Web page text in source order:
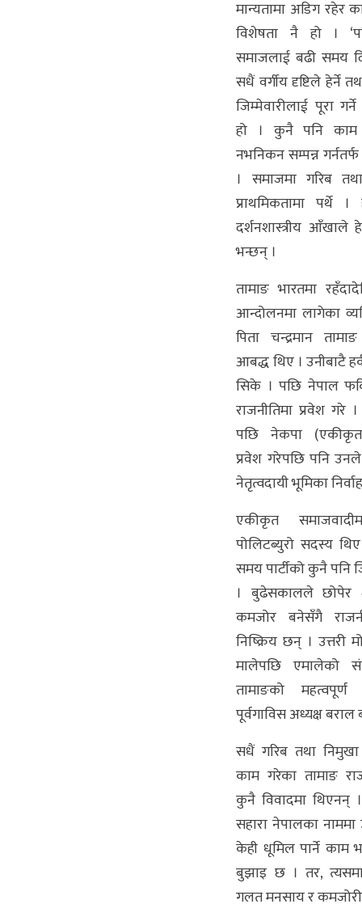
मान्यतामा अडिग रहेर
विशेषता नै हो ।
समाजलाई बढी समय
सधैं वर्गीय दृष्टिले
जिम्मेवारीलाई पूरा
हो । कुनै पनि काम
नभनिकन सम्पन्न
। समाजमा गरिब
प्राथमिकतामा पर्थे
दर्शनशास्त्रीय आँखाले
भन्छन् ।
तामाङ भारतमा
आन्दोलनमा लागेका
पिता चन्द्रमान
आबद्ध थिए । उनीबाटै
सिके । पछि नेपाल
राजनीतिमा प्रवेश गरे
पछि नेकपा (एकीकृत
प्रवेश गरेपछि पनि
नेतृत्वदायी भूमिका
एकीकृत
पोलिटब्युरो सदस्य
समय पार्टीको कुनै पनि
। बुढेसकालले छोपेर
कमजोर बनेसँगै
निष्क्रिय छन् । उत्तरी
मालेपछि एमालेको
तामाङको
पूर्वगाविस अध्यक्ष
सधैं गरिब तथा
काम गरेका तामाङ
कुनै विवादमा थिएनन्
सहारा नेपालका नाममा
केही धूमिल पार्ने काम
बुझाइ छ । तर,
गलत मनसाय र